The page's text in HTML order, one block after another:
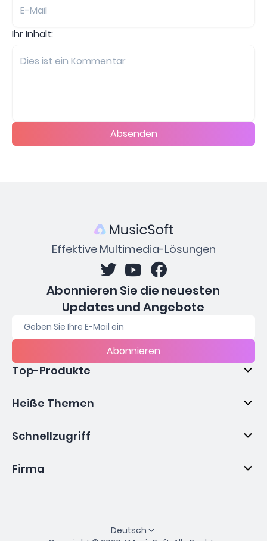
Ihr Inhalt:
Absenden
Effektive Multimedia-Lösungen
Abonnieren Sie die neuesten
Updates und Angebote
Abonnieren
Top-Produkte
Heiße Themen
Schnellzugriff
Firma
Deutsch